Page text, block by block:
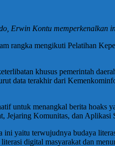
Erwin Kontu memperkenalkan
rangka mengikuti Pelatihan
khusus pemerintah
data terakhir dari
untuk menangkal berita
Jejaring Komunitas, dan Aplikasi
yaitu terwujudnya budaya
digital masyarakat dan